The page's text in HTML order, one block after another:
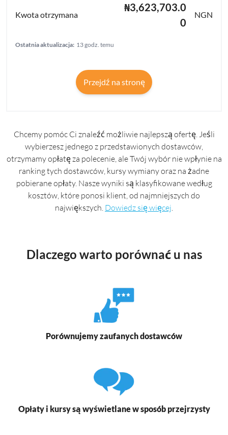
₦3,623,703.0
0
NGN
Ostatnia aktualizacja: 13 godz. temu
Przejdź na stronę
Chcemy pomóc Ci znaleźć możliwie najlepszą ofertę. Jeśli
wybierzesz jednego z przedstawionych dostawców,
otrzymamy opłatę za polecenie, ale Twój wybór nie wpłynie na
ranking tych dostawców, kursy wymiany oraz na żadne
pobierane opłaty. Nasze wyniki są klasyfikowane według
kosztów, które ponosi klient, od najmniejszych do
największych. Dowiedz się więcej
Dlaczego warto porównać u nas
Porównujemy zaufanych dostawców
Opłaty i kursy są wyświetlane w sposób przejrzysty